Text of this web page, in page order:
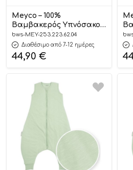
Meyco – 100%
Βαμβακερός Υπνόσακος
με Ποδαράκια και
Μανίκια Penguin 80cm
bws-MEY-253.223.62.04
Διαθέσιμο από 7-12 ημέρες
44,90 €